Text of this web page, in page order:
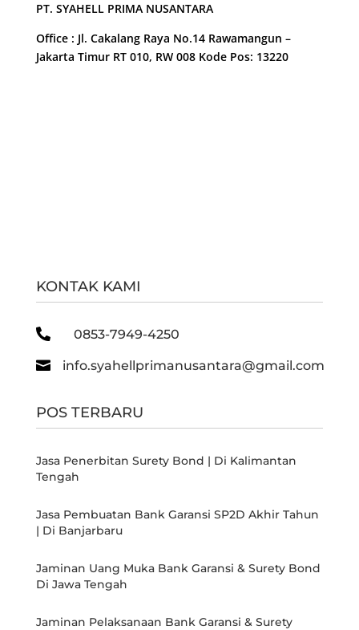
PT. SYAHELL PRIMA NUSANTARA
Office : Jl. Cakalang Raya No.14 Rawamangun –
Jakarta Timur RT 010, RW 008 Kode Pos: 13220
KONTAK KAMI
 0853-7949-4250
 info.syahellprimanusantara@gmail.com
POS TERBARU
Jasa Penerbitan Surety Bond | Di Kalimantan
Tengah
Jasa Pembuatan Bank Garansi SP2D Akhir Tahun
| Di Banjarbaru
Jaminan Uang Muka Bank Garansi & Surety Bond
Di Jawa Tengah
Jaminan Pelaksanaan Bank Garansi & Surety